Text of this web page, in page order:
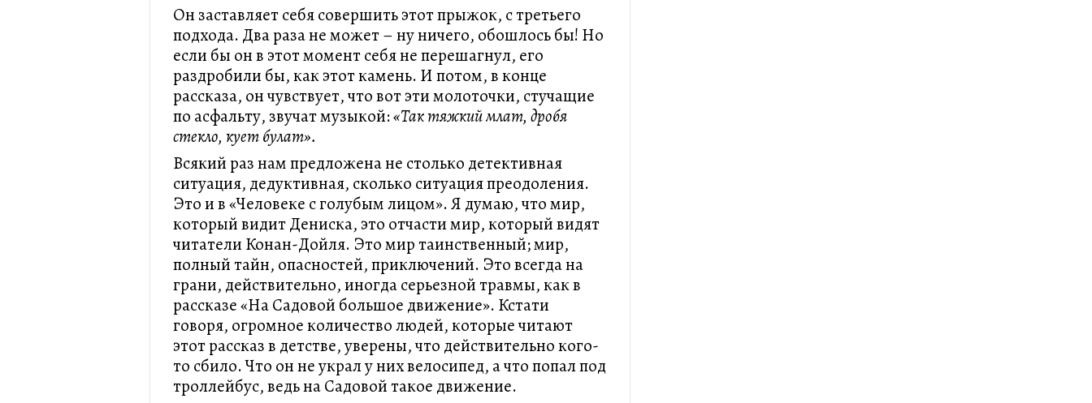
Он заставляет себя совершить этот прыжок, с третьего
подхода. Два раза не может – ну ничего, обошлось бы! Но
если бы он в этот момент себя не перешагнул, его
раздробили бы, как этот камень. И потом, в конце
рассказа, он чувствует, что вот эти молоточки, стучащие
по асфальту, звучат музыкой:«Так тяжкий млат, дробя
стекло, кует булат».
Всякий раз нам предложена не столько детективная
ситуация, дедуктивная, сколько ситуация преодоления.
Это и в «Человеке с голубым лицом». Я думаю, что мир,
который видит Дениска, это отчасти мир, который видят
читатели Конан-Дойля. Это мир таинственный; мир,
полный тайн, опасностей, приключений. Это всегда на
грани, действительно, иногда серьезной травмы, как в
рассказе «На Садовой большое движение». Кстати
говоря, огромное количество людей, которые читают
этот рассказ в детстве, уверены, что действительно кого-
то сбило. Что он не украл у них велосипед, а что попал под
троллейбус, ведь на Садовой такое движение.